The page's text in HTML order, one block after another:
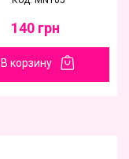
140 грн
В корзину